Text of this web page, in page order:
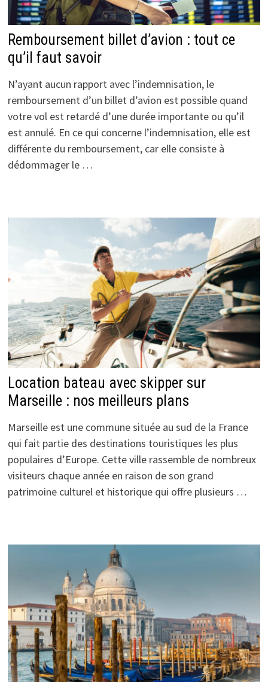
Remboursement billet d’avion : tout ce
qu’il faut savoir
N’ayant aucun rapport avec l’indemnisation, le
remboursement d’un billet d’avion est possible quand
votre vol est retardé d’une durée importante ou qu’il
est annulé. En ce qui concerne l’indemnisation, elle est
différente du remboursement, car elle consiste à
dédommager le …
Location bateau avec skipper sur
Marseille : nos meilleurs plans
Marseille est une commune située au sud de la France
qui fait partie des destinations touristiques les plus
populaires d’Europe. Cette ville rassemble de nombreux
visiteurs chaque année en raison de son grand
patrimoine culturel et historique qui offre plusieurs …